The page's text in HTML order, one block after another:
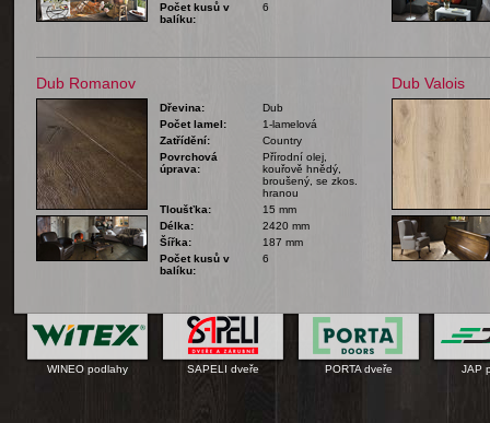
Počet kusů v
balíku:
6
Dub Romanov
Dřevina:
Dub
Počet lamel:
1-lamelová
Zatřídění:
Country
Povrchová
úprava:
Přírodní olej,
kouřově hnědý,
broušený, se zkos.
hranou
Tloušťka:
15 mm
Délka:
2420 mm
Šířka:
187 mm
Počet kusů v
balíku:
6
Dub Valois
WINEO podlahy SAPELI dveře PORTA dveře JAP